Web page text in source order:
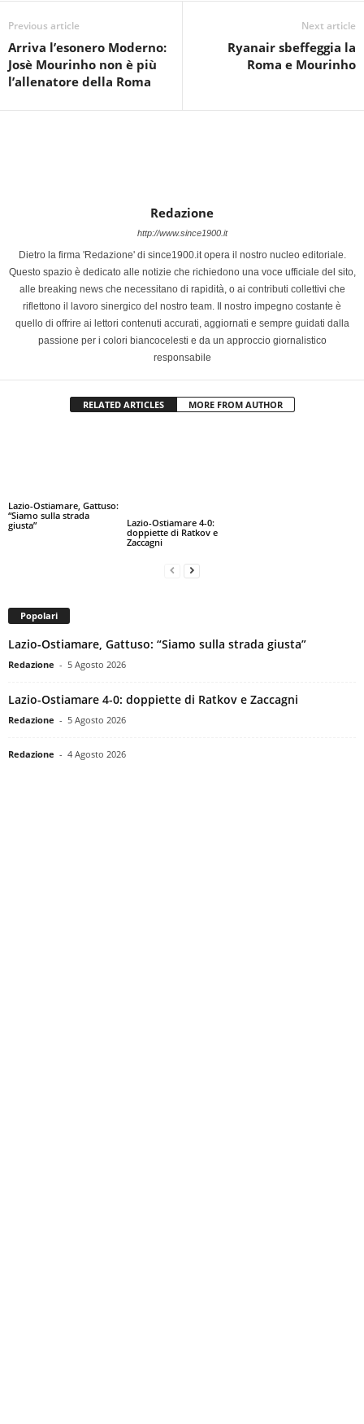
Previous article
Arriva l’esonero Moderno:
Josè Mourinho non è più
l’allenatore della Roma
Next article
Ryanair sbeffeggia la
Roma e Mourinho
Redazione
http://www.since1900.it
Dietro la firma 'Redazione' di since1900.it opera il nostro nucleo editoriale.
Questo spazio è dedicato alle notizie che richiedono una voce ufficiale del sito,
alle breaking news che necessitano di rapidità, o ai contributi collettivi che
riflettono il lavoro sinergico del nostro team. Il nostro impegno costante è
quello di offrire ai lettori contenuti accurati, aggiornati e sempre guidati dalla
passione per i colori biancocelesti e da un approccio giornalistico
responsabile
RELATED ARTICLES MORE FROM AUTHOR
Lazio-Ostiamare, Gattuso:
“Siamo sulla strada
giusta”
Lazio-Ostiamare 4-0:
doppiette di Ratkov e
Zaccagni
Popolari
Lazio-Ostiamare, Gattuso: “Siamo sulla strada giusta”
Redazione - 5 Agosto 2026
Lazio-Ostiamare 4-0: doppiette di Ratkov e Zaccagni
Redazione - 5 Agosto 2026
Redazione - 4 Agosto 2026